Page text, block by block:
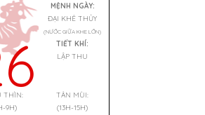
MỆNH NGÀY:
ĐẠI KHÊ THỦY
(NƯỚC GIỮA KHE LỚN)
TIẾT KHÍ:
LẬP THU
THÌN:
9H)
TÂN MÙI:
(13H-15H)